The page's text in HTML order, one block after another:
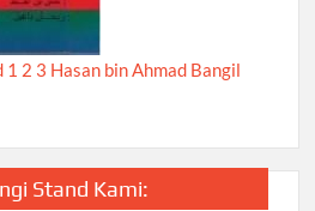
2 3 Hasan bin Ahmad Bangil
Stand Kami: